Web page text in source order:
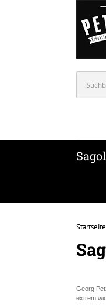
Startseite
Georg
extrem